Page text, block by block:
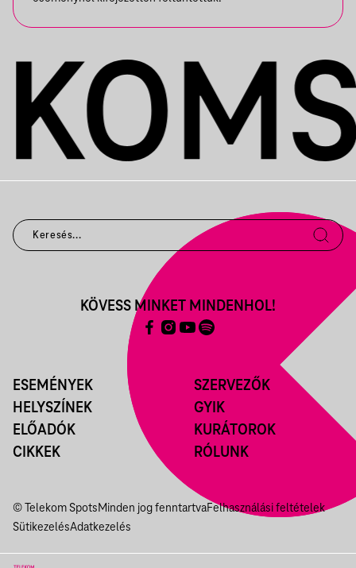
ESEMÉNYEK
HELYSZÍNEK
ELŐADÓK
CIKKEK
SZERVEZŐK
GYIK
KURÁTOROK
RÓLUNK
KÖVESS MINKET MINDENHOL!
© Telekom SpotsMinden jog fenntartvaFelhasználási feltételek
SütikezelésAdatkezelés